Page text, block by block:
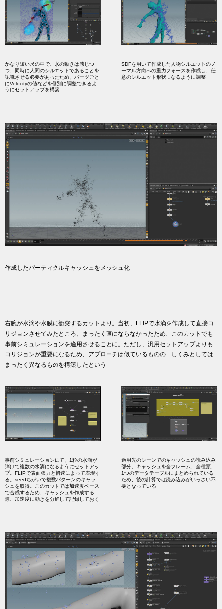
かなり短い尺の中で、水の動きは感じつ
つ、同時に人間のシルエットであることを
認識させる必要があったため、パーツごと
にVelocityの値などを個別に調整できるよ
うにセットアップを構築
SDFを用いて作成した人物シルエットのノ
ーマル方向への重力フォースを作成し、任
意のシルエット形状になるように調整
作成したパーティクルキャッシュをメッシュ化
右腕が水滴や水膜に衝突するカットより。当初、FLIPで水滴を作成して直接コ
リジョンさせてみたところ、まったく画にならなかったため、このカットでも
事前シミュレーションを適用させることに。ただし、汎用セットアップよりも
コリジョンが重要になるため、アプローチは似ているものの、しくみとしては
まったく異なるものを構築したという
事前シミュレーションにて、1粒の水滴が
弾けて複数の水滴になるようにセットアッ
プ。FLIPで表面張力と初速によって表現す
る。seedちがいで複数パターンのキャッ
シュを取得。このカットでは加速度ベース
で合成するため、キャッシュを作成する
際、加速度に動きを分解して記録しておく
適用先のシーンでのキャッシュの読み込み
部分。キャッシュを全フレーム、全種類、
1つのデータテーブルにまとめられている
ため、後の計算では読み込みがいっさい不
要となっている